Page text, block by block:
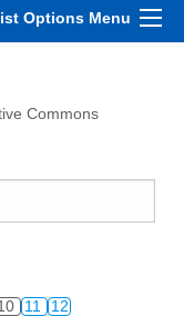
Options Menu
Commons
11 12